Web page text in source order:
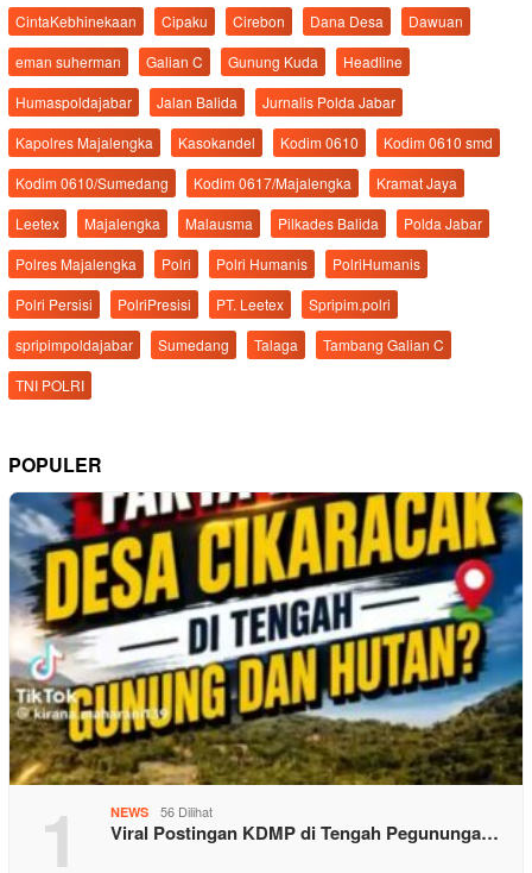
CintaKebhinekaan
Cipaku Cirebon Dana Desa
Dawuan
eman suherman
Galian C Gunung Kuda
Headline
Humaspoldajabar
Jalan Balida
Jurnalis Polda Jabar
Kapolres Majalengka
Kasokandel Kodim 0610
Kodim 0610 smd
Kodim 0610/Sumedang
Kodim 0617/Majalengka
Kramat Jaya
Leetex
Majalengka Malausma Pilkades Balida
Polda Jabar
Polres Majalengka
Polri Polri Humanis
PolriHumanis
Polri Persisi
PolriPresisi PT. Leetex
Spripim.polri
spripimpoldajabar
Sumedang Talaga
Tambang Galian C
TNI POLRI
POPULER
1 NEWS 56 Dilihat
Viral Postingan KDMP di Tengah Pegununga…